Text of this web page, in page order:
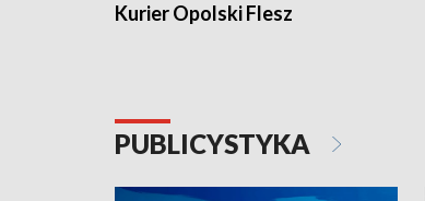
Kurier Opolski Flesz
PUBLICYSTYKA